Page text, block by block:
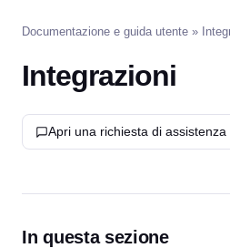
Documentazione e guida utente »
Integrazioni
Apri una richiesta di assistenza
In questa sezione